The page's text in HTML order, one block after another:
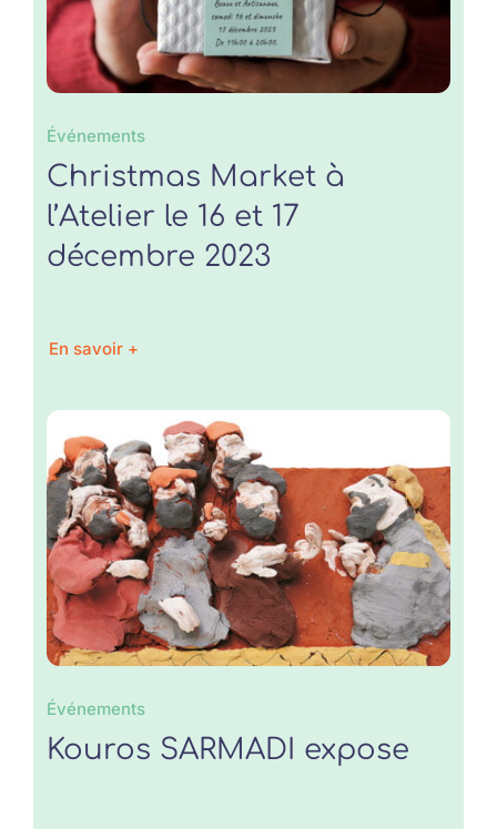
Événements
Christmas Market à
l’Atelier le 16 et 17
décembre 2023
En savoir +
Événements
Kouros SARMADI expose